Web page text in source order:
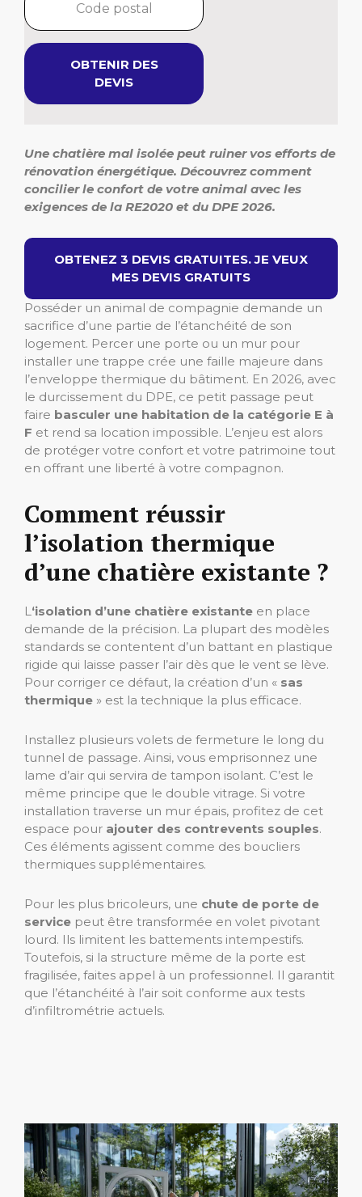
OBTENIR DES
DEVIS
Une chatière mal isolée peut ruiner vos efforts de
rénovation énergétique. Découvrez comment
concilier le confort de votre animal avec les
exigences de la RE2020 et du DPE 2026.
OBTENEZ 3 DEVIS GRATUITES. JE VEUX
MES DEVIS GRATUITS
Posséder un animal de compagnie demande un
sacrifice d’une partie de l’étanchéité de son
logement. Percer une porte ou un mur pour
installer une trappe crée une faille majeure dans
l’enveloppe thermique du bâtiment. En 2026, avec
le durcissement du DPE, ce petit passage peut
faire basculer une habitation de la catégorie E à
F et rend sa location impossible. L’enjeu est alors
de protéger votre confort et votre patrimoine tout
en offrant une liberté à votre compagnon.
Comment réussir
l’isolation thermique
d’une chatière existante ?
L‘isolation d’une chatière existante en place
demande de la précision. La plupart des modèles
standards se contentent d’un battant en plastique
rigide qui laisse passer l’air dès que le vent se lève.
Pour corriger ce défaut, la création d’un « sas
thermique » est la technique la plus efficace.
Installez plusieurs volets de fermeture le long du
tunnel de passage. Ainsi, vous emprisonnez une
lame d’air qui servira de tampon isolant. C’est le
même principe que le double vitrage. Si votre
installation traverse un mur épais, profitez de cet
espace pour ajouter des contrevents souples.
Ces éléments agissent comme des boucliers
thermiques supplémentaires.
Pour les plus bricoleurs, une chute de porte de
service peut être transformée en volet pivotant
lourd. Ils limitent les battements intempestifs.
Toutefois, si la structure même de la porte est
fragilisée, faites appel à un professionnel. Il garantit
que l’étanchéité à l’air soit conforme aux tests
d’infiltrométrie actuels.